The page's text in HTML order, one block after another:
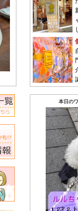
本日の